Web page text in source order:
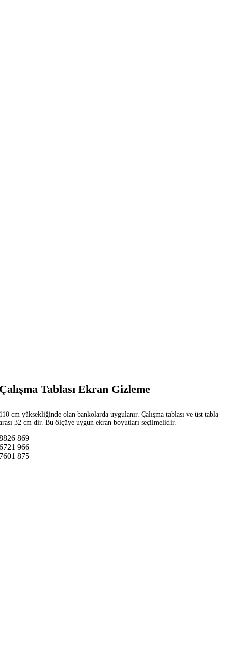
Tablası Ekran Gizleme
cm yüksekliğinde olan bankolarda uygulanır. Çalışma tablası ve üst tabla
32 cm dir. Bu ölçüye uygun ekran boyutları seçilmelidir.
869
966
875